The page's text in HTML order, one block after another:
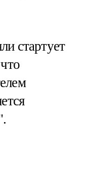
стартует